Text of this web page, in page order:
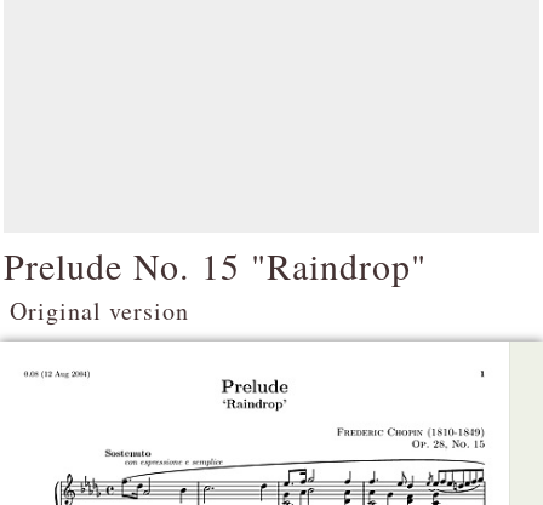
Prelude No. 15 "Raindrop"
Original version